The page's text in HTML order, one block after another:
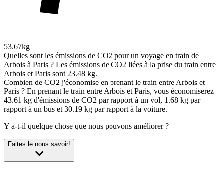
53.67kg
Quelles sont les émissions de CO2 pour un voyage en train de
Arbois à Paris ? Les émissions de CO2 liées à la prise du train entre
Arbois et Paris sont 23.48 kg.
Combien de CO2 j'économise en prenant le train entre Arbois et
Paris ? En prenant le train entre Arbois et Paris, vous économiserez
43.61 kg d'émissions de CO2 par rapport à un vol, 1.68 kg par
rapport à un bus et 30.19 kg par rapport à la voiture.
Y a-t-il quelque chose que nous pouvons améliorer ?
Faites le nous savoir!